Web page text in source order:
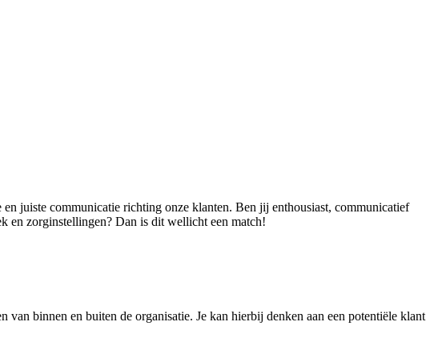
juiste communicatie richting onze klanten. Ben jij enthousiast, communicatief
en zorginstellingen? Dan is dit wellicht een match!
binnen en buiten de organisatie. Je kan hierbij denken aan een potentiële klant